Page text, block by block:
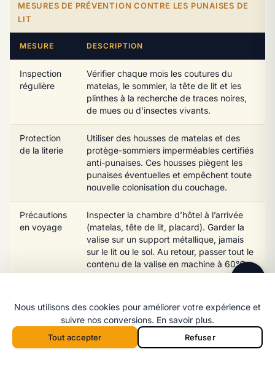
MESURES DE PRÉVENTION CONTRE LES PUNAISES DE
LIT
MESURE DESCRIPTION
Inspection
régulière
Vérifier chaque mois les coutures du
matelas, le sommier, la tête de lit et les
plinthes à la recherche de traces noires,
de mues ou d’insectes vivants.
Protection
de la literie
Utiliser des housses de matelas et des
protège-sommiers imperméables certifiés
anti-punaises. Ces housses piègent les
punaises éventuelles et empêchent toute
nouvelle colonisation du couchage.
Précautions
en voyage
Inspecter la chambre d’hôtel à l’arrivée
(matelas, tête de lit, placard). Garder la
valise sur un support métallique, jamais
sur le lit ou le sol. Au retour, passer tout le
contenu de la valise en machine à 60°C.
avec les
d’occasion
matelas ou textile d’occasion avant de
l’introduire dans le logement. Les meubles
abandonnés sur le trottoir sont un vecteur
de contamination fréquent.
Message WhatsApp
Réponse rapide par message
Nous utilisons des cookies pour améliorer votre expérience et
suivre nos conversions. En savoir plus.
Tout accepter Refuser